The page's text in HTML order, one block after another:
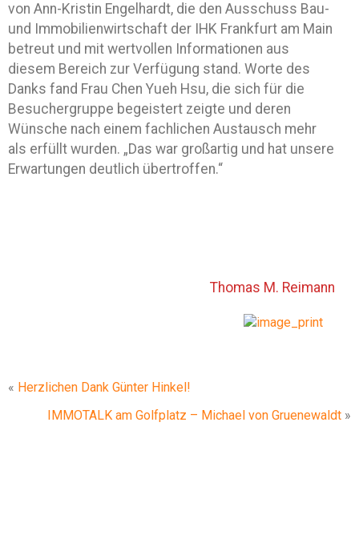
von Ann-Kristin Engelhardt, die den Ausschuss Bau-
und Immobilienwirtschaft der IHK Frankfurt am Main
betreut und mit wertvollen Informationen aus
diesem Bereich zur Verfügung stand. Worte des
Danks fand Frau Chen Yueh Hsu, die sich für die
Besuchergruppe begeistert zeigte und deren
Wünsche nach einem fachlichen Austausch mehr
als erfüllt wurden. „Das war großartig und hat unsere
Erwartungen deutlich übertroffen.“
Thomas M. Reimann
« Herzlichen Dank Günter Hinkel!
IMMOTALK am Golfplatz – Michael von Gruenewaldt »